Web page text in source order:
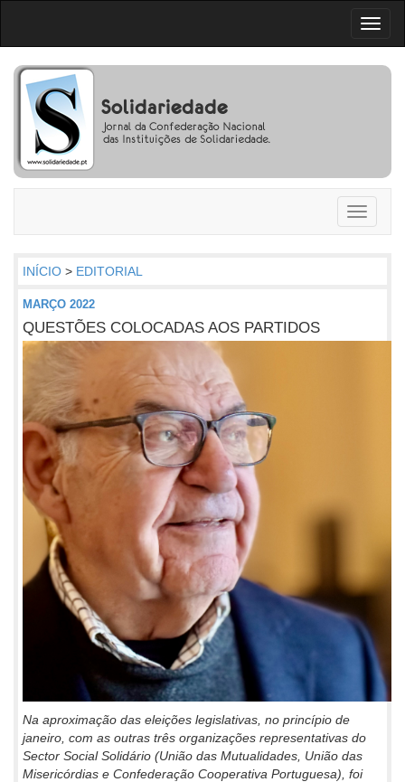
Toggle
INÍCIO > EDITORIAL
MARÇO 2022
QUESTÕES COLOCADAS AOS PARTIDOS
Na aproximação das eleições legislativas, no princípio de
janeiro, com as outras três organizações representativas do
Sector Social Solidário (União das Mutualidades, União das
Misericórdias e Confederação Cooperativa Portuguesa), foi